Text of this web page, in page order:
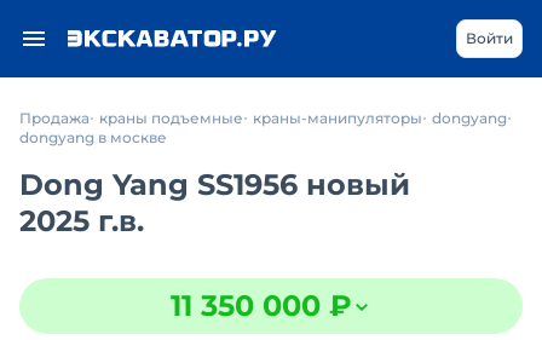
Войти
Продажа краны подъемные краны-манипуляторы dongyang
dongyang в москве
Dong Yang SS1956 новый
2025 г.в.
11 350 000 ₽